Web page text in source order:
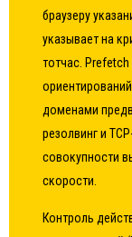
браузеру
указывает на
тотчас.
доменами
резолвинг и
совокупности
скорости.
Контроль